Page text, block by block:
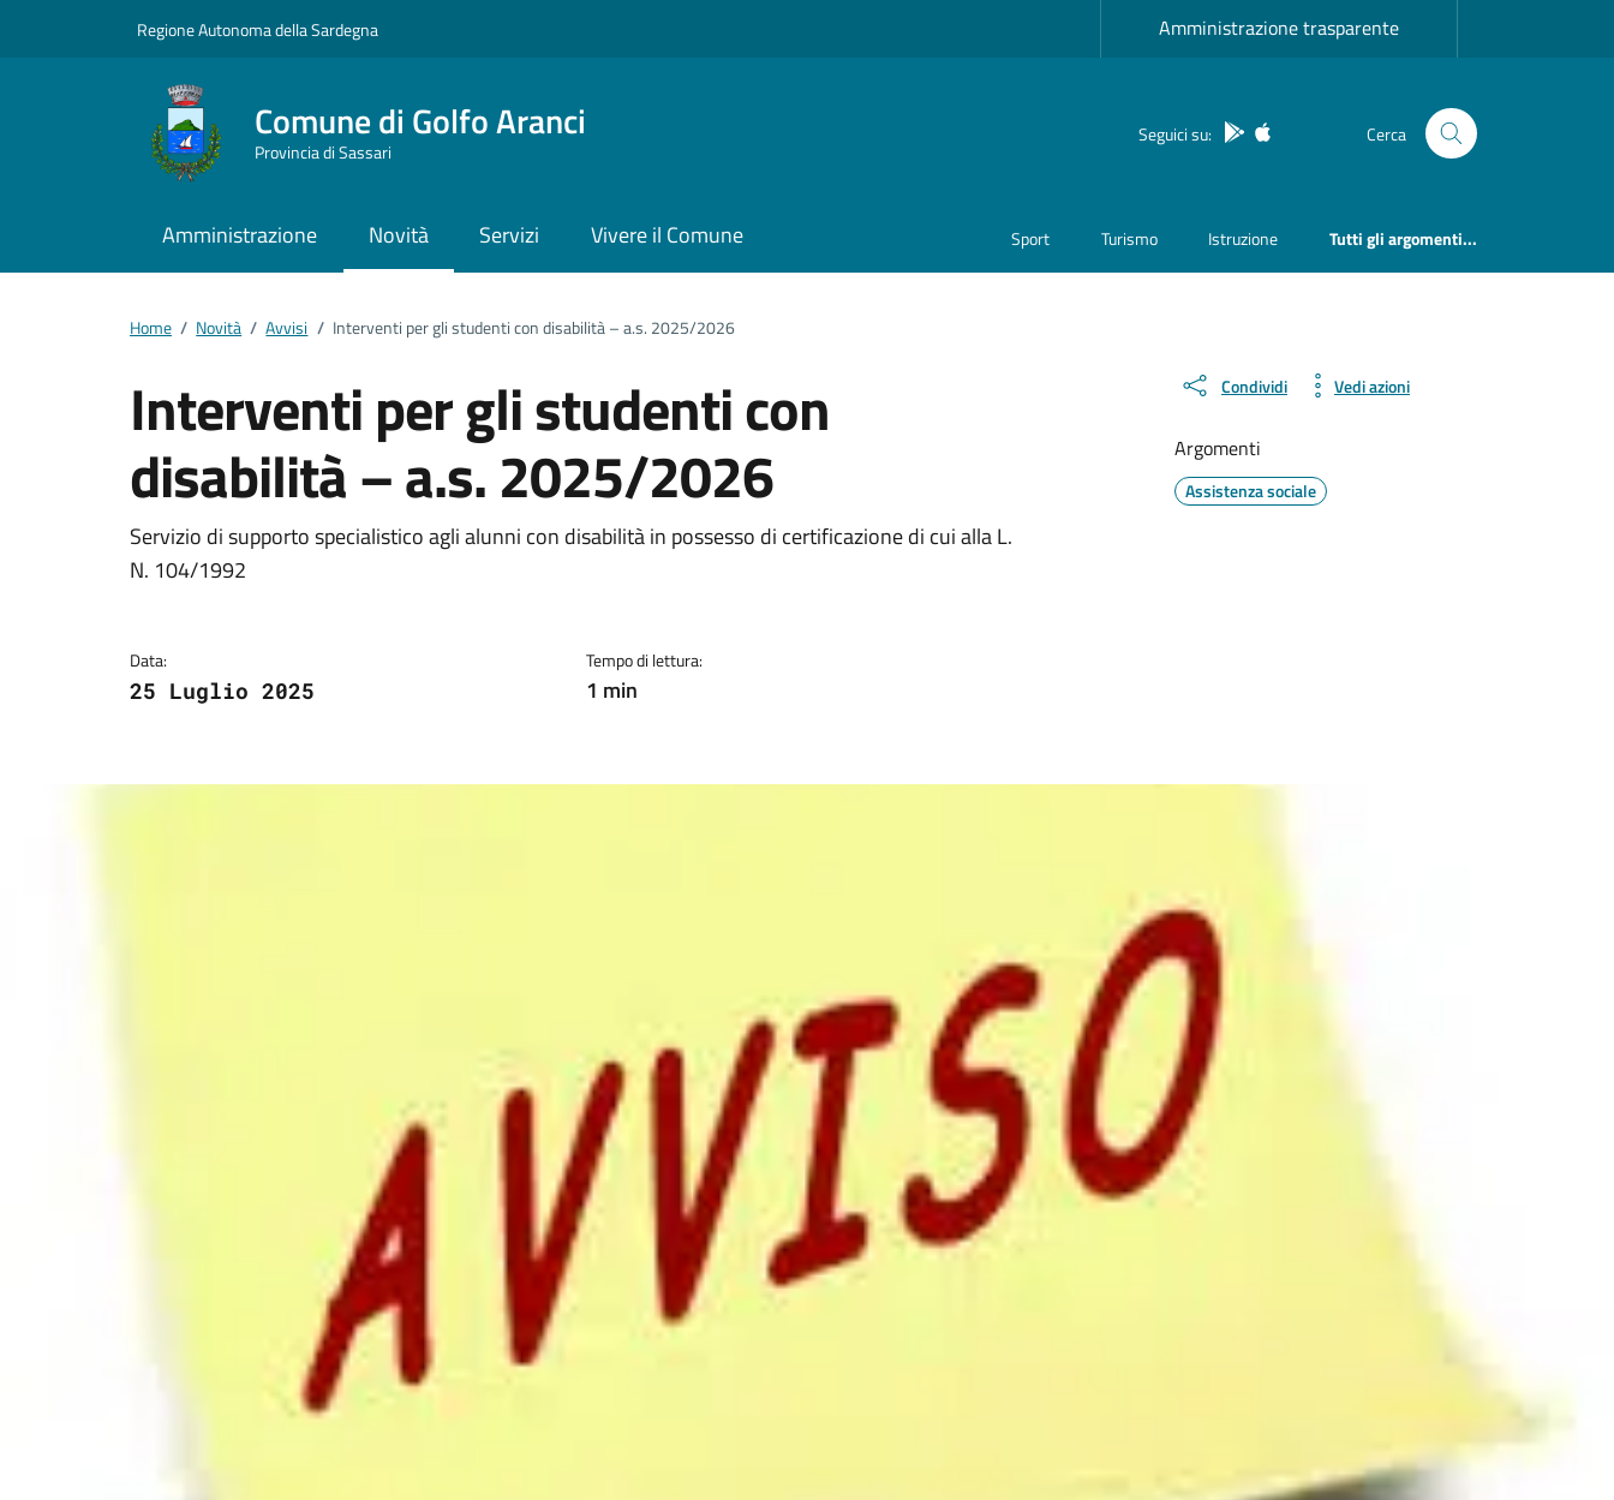
Regione Autonoma della Sardegna Amministrazione trasparente
Comune di Golfo Aranci
Provincia di Sassari
Seguici su: App Android
App IOS Cerca
Amministrazione Novità Servizi Vivere il Comune Sport Turismo Istruzione Tutti gli argomenti...
Home / Novità / Avvisi / Interventi per gli studenti con disabilità – a.s. 2025/2026
Interventi per gli studenti con
disabilità – a.s. 2025/2026
Dettagli della notizia
Servizio di supporto specialistico agli alunni con disabilità in possesso di certificazione di cui alla L.
N. 104/1992
Data:
25 Luglio 2025
Tempo di lettura:
1 min
Condividi Vedi azioni
Argomenti
Assistenza sociale